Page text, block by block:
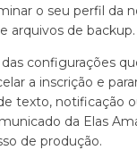
o seu perfil da
arquivos de backup.
configurações
a inscrição e
texto, notificação
da Elas
de produção.